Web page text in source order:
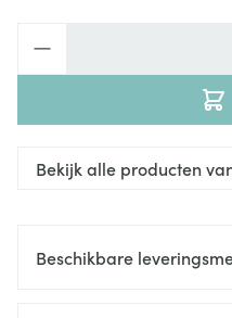
Bekijk alle producten
Beschikbare